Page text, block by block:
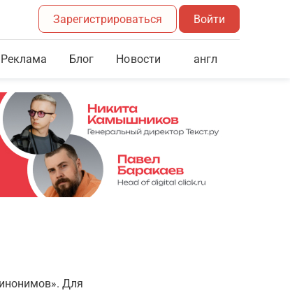
Зарегистрироваться Войти
Реклама Блог Новости англ
Для